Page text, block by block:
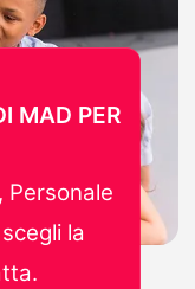
MAD PER
Personale
la